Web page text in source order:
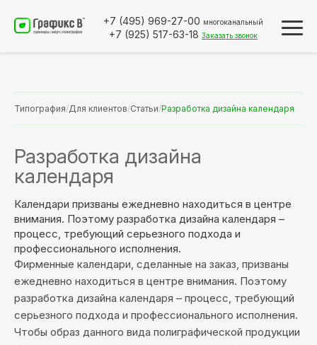
+7 (495) 969-27-00 многоканальный
+7 (925) 517-63-18 Заказать звонок
Типография/Для клиентов/Статьи/Разработка дизайна календаря
Разработка дизайна
календаря
Календари призваны ежедневно находиться в центре
внимания. Поэтому разработка дизайна календаря –
процесс, требующий серьезного подхода и
профессионального исполнения.
Фирменные календари, сделанные на заказ, призваны
ежедневно находиться в центре внимания. Поэтому
разработка дизайна календаря – процесс, требующий
серьезного подхода и профессионального исполнения.
Чтобы образ данного вида полиграфической продукции